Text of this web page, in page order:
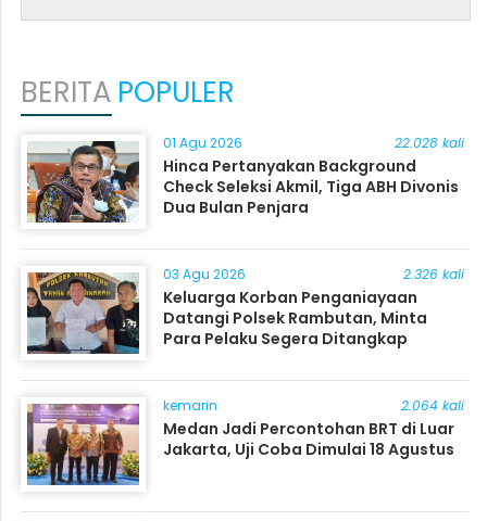
BERITA POPULER
01 Agu 2026 22.028 kali
Hinca Pertanyakan Background
Check Seleksi Akmil, Tiga ABH Divonis
Dua Bulan Penjara
03 Agu 2026 2.326 kali
Keluarga Korban Penganiayaan
Datangi Polsek Rambutan, Minta
Para Pelaku Segera Ditangkap
kemarin 2.064 kali
Medan Jadi Percontohan BRT di Luar
Jakarta, Uji Coba Dimulai 18 Agustus